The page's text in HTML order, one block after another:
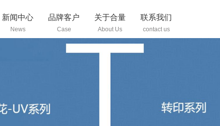
新闻中心
News
品牌客户
Case
关于合量
About Us
联系我们
contact us